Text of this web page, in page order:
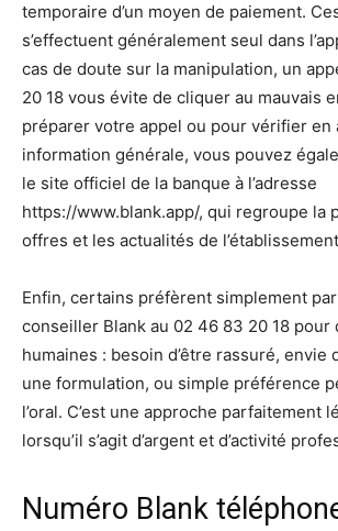
temporaire d’un moyen de paiement.
s’effectuent généralement seul dans
cas de doute sur la manipulation, un
20 18 vous évite de cliquer au mauvais
préparer votre appel ou pour vérifier en
information générale, vous pouvez
le site officiel de la banque à l’adresse
https://www.blank.app/, qui regroupe la
offres et les actualités de
Enfin, certains préfèrent simplement
conseiller Blank au 02 46 83 20 18 pour
humaines : besoin d’être rassuré, envie
une formulation, ou simple préférence
l’oral. C’est une approche parfaitement
lorsqu’il s’agit d’argent et d’activité
Numéro Blank